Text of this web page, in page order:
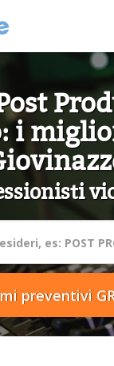
i